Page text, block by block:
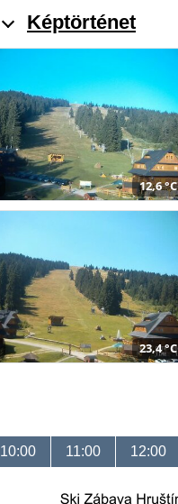
Képtörténet
12,6 °C
23,4 °C
10:00 11:00 12:00